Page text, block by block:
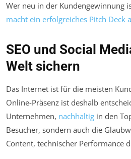
Wer neu in der Kundengewinnung
macht ein erfolgreiches Pitch Deck
SEO und Social
Welt sichern
Das Internet ist für die meisten
Online-Präsenz ist deshalb
Unternehmen, nachhaltig in den
Besucher, sondern auch die
Content, technischer Performance